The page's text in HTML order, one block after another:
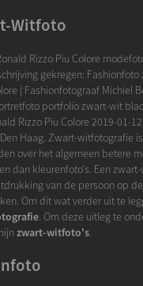
Witfoto
Rizzo Piu Colore
gekregen:
| Fashionfotograaf Michiel
portfolio zwart-wit
Rizzo Piu Colore 2019-01-
Haag. Zwart-witfotografie
over het algemeen betere
dan kleurenfoto's. Een
van de persoon op
Om dit wat verder uit te
. Om deze uitleg te
zwart-witfoto's.